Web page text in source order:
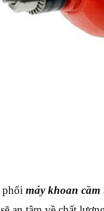
phối máy khoan cầm